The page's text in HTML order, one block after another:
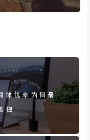
体优幸为何最
独